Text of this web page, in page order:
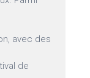
avec des
de